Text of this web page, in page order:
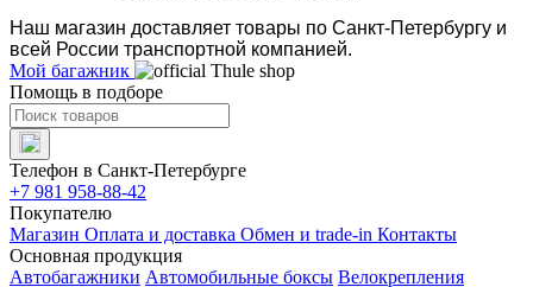
Наш магазин доставляет товары по Санкт-Петербургу и
всей России транспортной компанией.
Мой багажник
Помощь в подборе
Телефон в Санкт-Петербурге
+7 981 958-88-42
Покупателю
Магазин Оплата и доставка Обмен и trade-in Контакты
Основная продукция
Автобагажники Автомобильные боксы Велокрепления